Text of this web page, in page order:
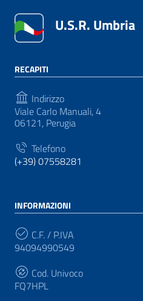
U.S.R. Umbria
RECAPITI
Indirizzo
Viale Carlo Manuali, 4
06121, Perugia
Telefono
(+39) 07558281
INFORMAZIONI
C.F. / P.IVA
94094990549
Cod. Univoco
FQ7HPL